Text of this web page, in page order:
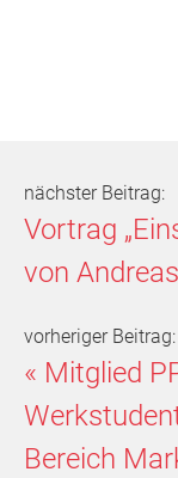
nächster Beitrag:
Vortrag
von
vorheriger Beitrag:
« Mitglied
Bereich